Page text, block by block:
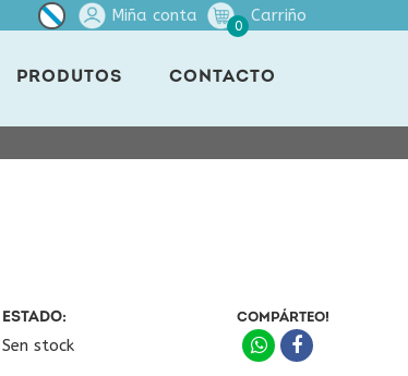
Miña conta
0
Carriño
PRODUTOS CONTACTO
ESTADO:
Sen stock
COMPÁRTEO!